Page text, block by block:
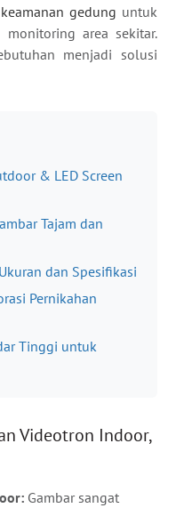
gedung untuk
monitoring area sekitar.
menjadi solusi
& LED Screen
Tajam dan
dan Spesifikasi
Pernikahan
Tinggi untuk
Videotron Indoor,
Gambar sangat